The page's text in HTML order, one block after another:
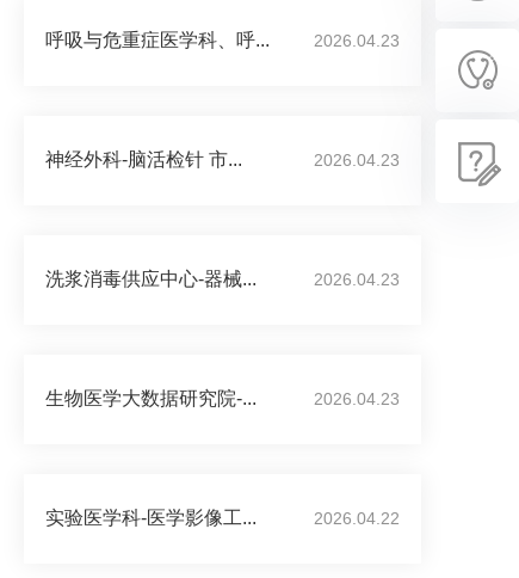
呼吸与危重症医学科、呼... 2026.04.23
神经外科-脑活检针 市... 2026.04.23
洗浆消毒供应中心-器械... 2026.04.23
生物医学大数据研究院-... 2026.04.23
实验医学科-医学影像工... 2026.04.22